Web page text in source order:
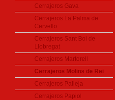
Cerrajeros Gava
Cerrajeros La Palma de
Cervello
Cerrajeros Sant Boi de
Llobregat
Cerrajeros Martorell
Cerrajeros Molins de Rei
Cerrajeros Palleja
Cerrajeros Papiol